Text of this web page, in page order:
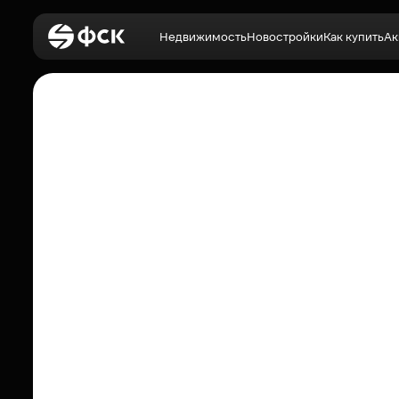
НедвижимостьНовостройкиКак купить